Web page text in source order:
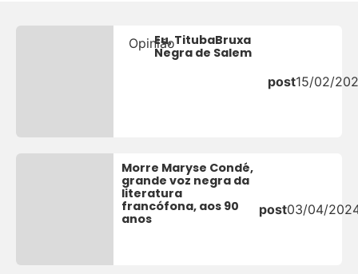
OpiniãoEu, TitubaBruxa
Negra de Salem
post15/02/
Morre Maryse Condé,
grande voz negra da
literatura
francófona, aos 90
anos
post03/04/